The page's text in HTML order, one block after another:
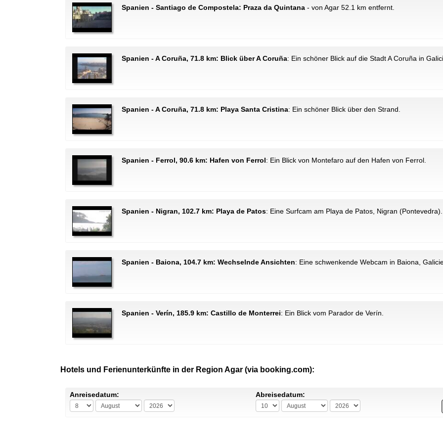
Spanien - Santiago de Compostela: Praza da Quintana - von Agar 52.1 km entfernt.
Spanien - A Coruña, 71.8 km: Blick über A Coruña: Ein schöner Blick auf die Stadt A Coruña in
Spanien - A Coruña, 71.8 km: Playa Santa Cristina: Ein schöner Blick über den Strand.
Spanien - Ferrol, 90.6 km: Hafen von Ferrol: Ein Blick von Montefaro auf den Hafen von Ferrol.
Spanien - Nigran, 102.7 km: Playa de Patos: Eine Surfcam am Playa de Patos, Nigran (Pontevedra).
Spanien - Baiona, 104.7 km: Wechselnde Ansichten: Eine schwenkende Webcam in Baiona,
Spanien - Verín, 185.9 km: Castillo de Monterrei: Ein Blick vom Parador de Verín.
Hotels und Ferienunterkünfte in der Region Agar (via booking.com):
Anreisedatum: Abreisedatum: